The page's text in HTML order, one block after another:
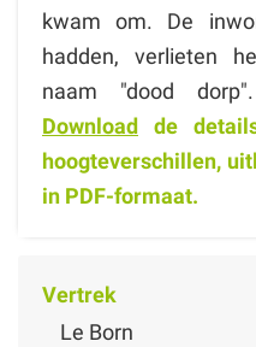
kwam om. De
hadden, verlieten
naam "dood
Download de
hoogteverschillen,
in PDF-formaat.
Vertrek
Le Born